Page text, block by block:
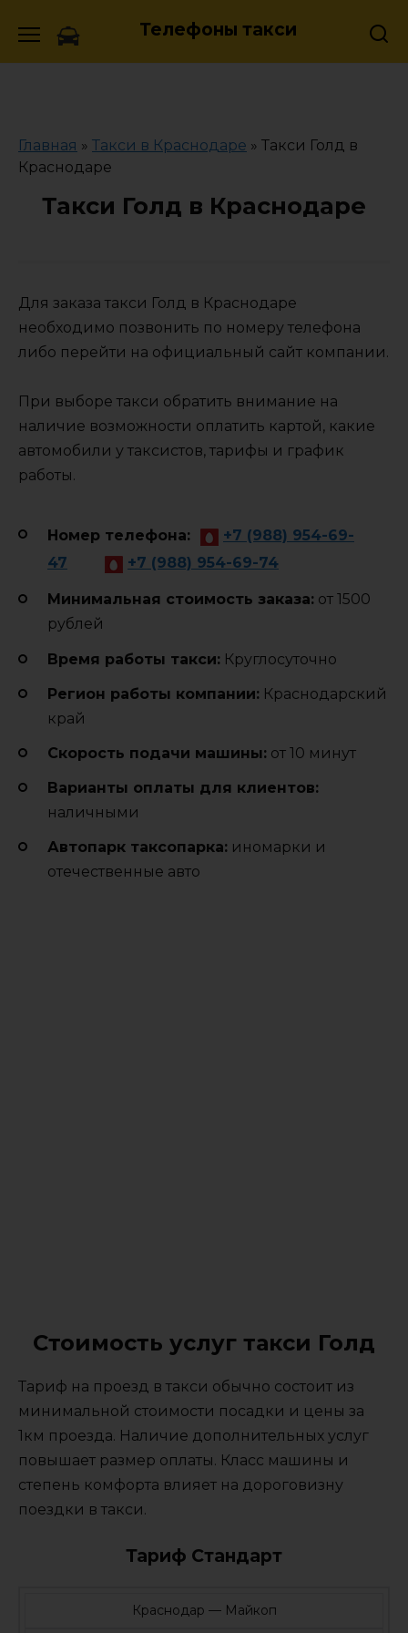
Телефоны такси
Главная » Такси в Краснодаре » Такси Голд в
Краснодаре
Такси Голд в Краснодаре
Для заказа такси Голд в Краснодаре
необходимо позвонить по номеру телефона
либо перейти на официальный сайт компании.
При выборе такси обратить внимание на
наличие возможности оплатить картой, какие
автомобили у таксистов, тарифы и график
работы.
Номер телефона:
+7 (988) 954-69-
47
+7 (988) 954-69-74
Минимальная стоимость заказа: от 1500
рублей
Время работы такси: Круглосуточно
Регион работы компании: Краснодарский
край
Cкорость подачи машины: от 10 минут
Варианты оплаты для клиентов:
наличными
Автопарк таксопарка: иномарки и
отечественные авто
Стоимость услуг такси Голд
Тариф на проезд в такси обычно состоит из
минимальной стоимости посадки и цены за
1км проезда. Наличие дополнительных услуг
повышает размер оплаты. Класс машины и
степень комфорта влияет на дороговизну
поездки в такси.
Тариф Стандарт
Краснодар — Майкоп